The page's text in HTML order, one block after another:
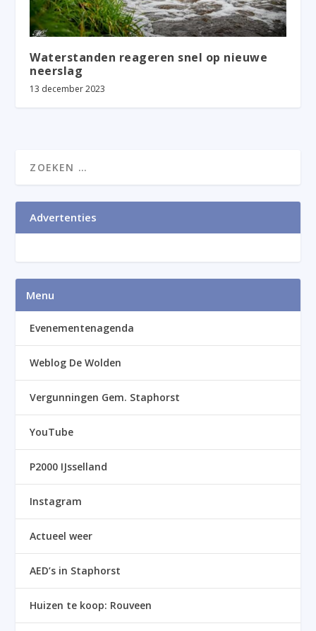
Waterstanden reageren snel op nieuwe
neerslag
13 december 2023
Advertenties
Menu
Evenementenagenda
Weblog De Wolden
Vergunningen Gem. Staphorst
YouTube
P2000 IJsselland
Instagram
Actueel weer
AED’s in Staphorst
Huizen te koop: Rouveen